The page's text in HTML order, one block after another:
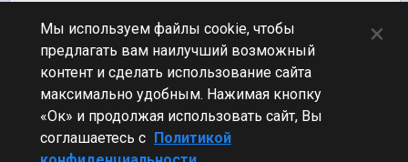
ПЕРЕЙТИ К СПИСКУ ТЕМ
Обсуждение Мира Кораблей
Мы используем файлы cookie, чтобы
предлагать вам наилучший возможный
контент и сделать использование сайта
максимально удобным. Нажимая кнопку
«Ок» и продолжая использовать сайт, Вы
соглашаетесь с Политикой
×